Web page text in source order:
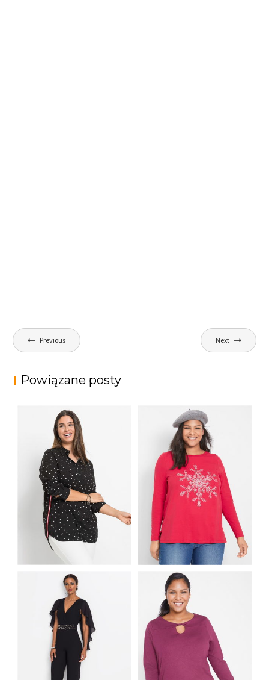
Nawigacja
wpisu
Previous Next
Powiązane posty
SHIRT BAWEŁNIANY
Z DŁUGIM RĘKAWEM
I NADRUKIEM Z
MOTYWEM
PŁATKÓW ŚNIEGU
BLUZKA KOSZULOWA
Z KONTRASTOWYMI
PASKAMI